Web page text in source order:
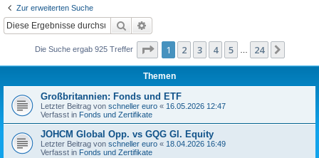
Zur erweiterten Suche
Suche
Die Suche ergab 925 Treffer Seite 1von 24
1 2 3 4 5 24
Themen
Großbritannien: Fonds und ETF
Letzter Beitrag von schneller euro « 16.05.2026 12:47
Verfasst in Fonds und Zertifikate
JOHCM Global Opp. vs GQG Gl. Equity
Letzter Beitrag von schneller euro « 18.04.2026 16:49
Verfasst in Fonds und Zertifikate